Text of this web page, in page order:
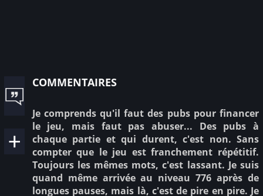
commentaires
Je comprends qu'il faut des pubs pour financer
le jeu, mais faut pas abuser... Des pubs à
chaque partie et qui durent, c'est non. Sans
compter que le jeu est franchement répétitif.
Toujours les mêmes mots, c'est lassant. Je suis
quand même arrivée au niveau 776 après de
longues pauses, mais là, c'est de pire en pire. Je